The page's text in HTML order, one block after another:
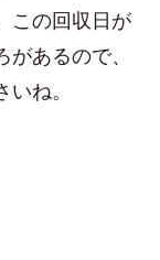
この回収日が
あるので、
ね。